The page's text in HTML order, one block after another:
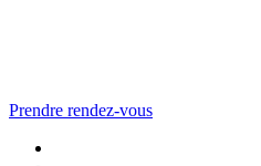
Prendre rendez-vous